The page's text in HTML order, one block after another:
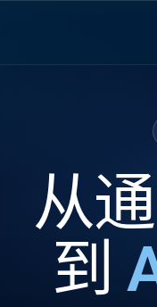
从
到